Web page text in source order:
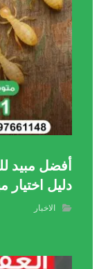
أفضل مبيد
دليل اختيار
الاخبار